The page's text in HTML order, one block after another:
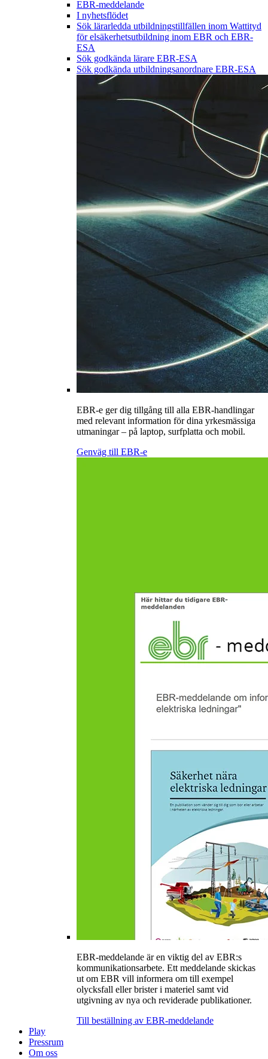
EBR-meddelande
I nyhetsflödet
Sök lärarledda utbildningstillfällen inom Wattityd
för elsäkerhetsutbildning inom EBR och EBR-
ESA
Sök godkända lärare EBR-ESA
Sök godkända utbildningsanordnare EBR-ESA
EBR-e ger dig tillgång till alla EBR-handlingar
med relevant information för dina yrkesmässiga
utmaningar – på laptop, surfplatta och mobil.
Genväg till EBR-e
EBR-meddelande är en viktig del av EBR:s
kommunikationsarbete. Ett meddelande skickas
ut om EBR vill informera om till exempel
olycksfall eller brister i materiel samt vid
utgivning av nya och reviderade publikationer.
Till beställning av EBR-meddelande
Play
Pressrum
Om oss